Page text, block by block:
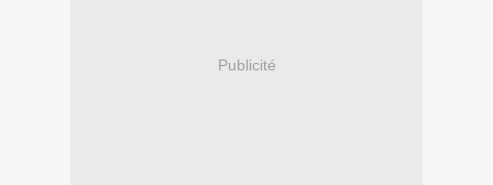
Publicité